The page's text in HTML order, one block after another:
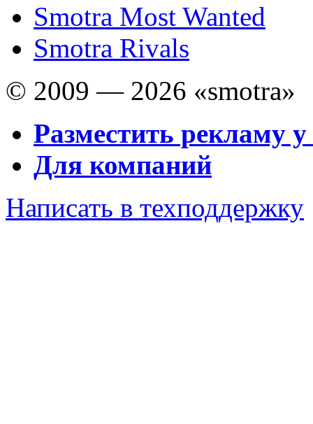
Smotra Most Wanted
Smotra Rivals
© 2009 — 2026 «smotra»
Разместить рекламу у
Для компаний
Написать в техподдержку